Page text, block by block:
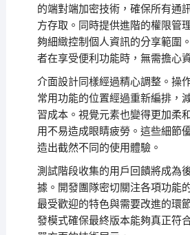
的端對端加密技術，確保所有通
方存取。同時提供進階的權限管
夠細緻控制個人資訊的分享範圍
者在享受便利功能時，無需擔心
介面設計同樣經過精心調整。操
常用功能的位置經過重新編排，
習成本。視覺元素也變得更加柔
用不易造成眼睛疲勞。這些細節
造出截然不同的使用體驗。
測試階段收集的用戶回饋將成為
據。開發團隊密切關注各項功能
最受歡迎的特色與需要改進的環
發模式確保最終版本能夠真正符